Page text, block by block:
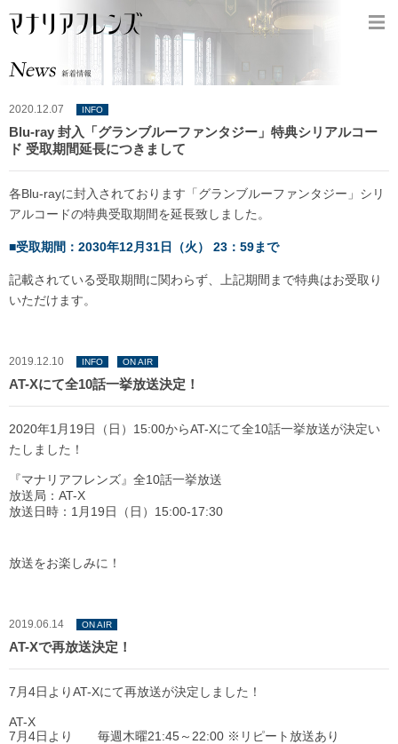
2020.12.07 INFO
Blu-ray 封入「グランブルーファンタジー」特典シリアルコー
ド 受取期間延長につきまして
各Blu-rayに封入されております「グランブルーファンタジー」シリ
アルコードの特典受取期間を延長致しました。
■受取期間：2030年12月31日（火） 23：59まで
記載されている受取期間に関わらず、上記期間まで特典はお受取り
いただけます。
2019.12.10 INFO ON AIR
AT-Xにて全10話一挙放送決定！
2020年1月19日（日）15:00からAT-Xにて全10話一挙放送が決定い
たしました！
『マナリアフレンズ』全10話一挙放送
放送局：AT-X
放送日時：1月19日（日）15:00-17:30
放送をお楽しみに！
2019.06.14 ON AIR
AT-Xで再放送決定！
7月4日よりAT-Xにて再放送が決定しました！
AT-X
7月4日より 毎週木曜21:45～22:00 ※リピート放送あり